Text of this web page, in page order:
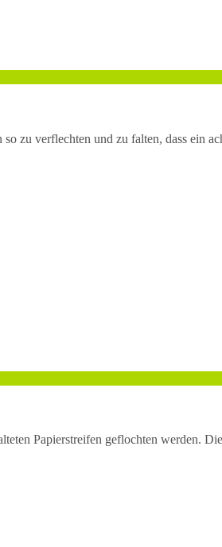
zu verflechten und zu falten, dass
Papierstreifen geflochten werden.